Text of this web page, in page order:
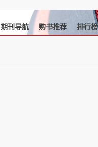
期刊导航 购书推荐 排行榜